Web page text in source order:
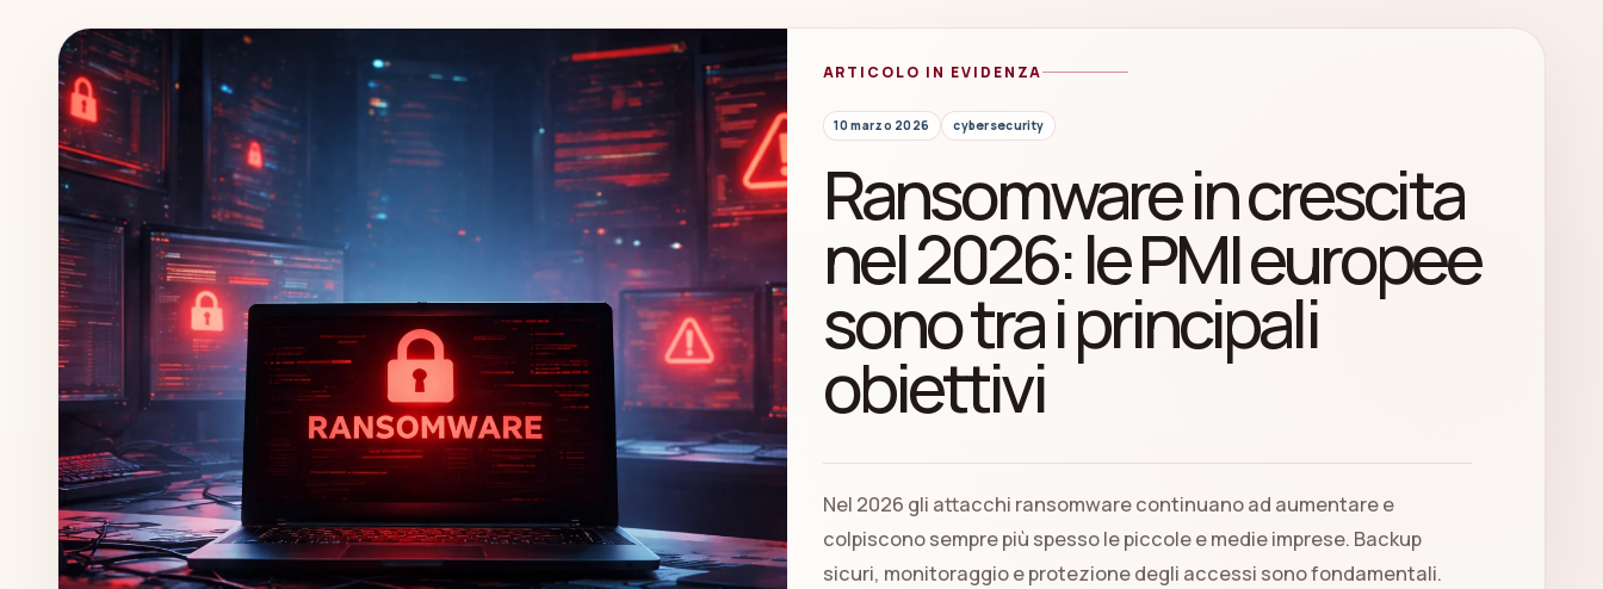
ARTICOLO IN EVIDENZA
10 marzo 2026 cybersecurity
Ransomware in crescita
nel 2026: le PMI europee
sono tra i principali
obiettivi
Nel 2026 gli attacchi ransomware continuano ad aumentare e
colpiscono sempre più spesso le piccole e medie imprese. Backup
sicuri, monitoraggio e protezione degli accessi sono fondamentali.